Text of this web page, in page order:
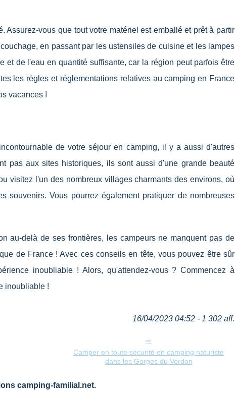
Assurez-vous que tout votre matériel est emballé et prêt à partir
en passant par les ustensiles de cuisine et les lampes
et de l'eau en quantité suffisante, car la région peut parfois être
les règles et réglementations relatives au camping en France
vacances !
de votre séjour en camping, il y a aussi d'autres
pas aux sites historiques, ils sont aussi d'une grande beauté
visitez l'un des nombreux villages charmants des environs, où
souvenirs. Vous pourrez également pratiquer de nombreuses
au-delà de ses frontières, les campeurs ne manquent pas de
de France ! Avec ces conseils en tête, vous pouvez être sûr
inoubliable ! Alors, qu'attendez-vous ? Commencez à
inoubliable !
16/04/2023 04:52 - 1 302 aff.
Camper en toute sécurité en camping naturiste
dans les Gorges du Verdon
camping-familial.net.